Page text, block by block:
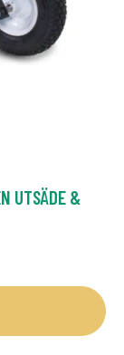
UTSÄDE &